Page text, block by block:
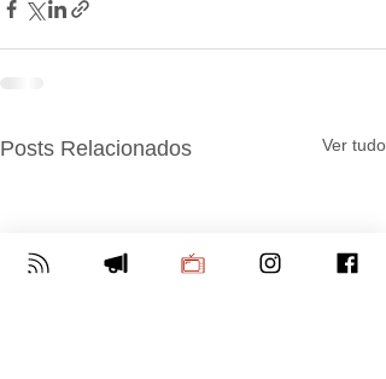
Posts Relacionados Ver tudo